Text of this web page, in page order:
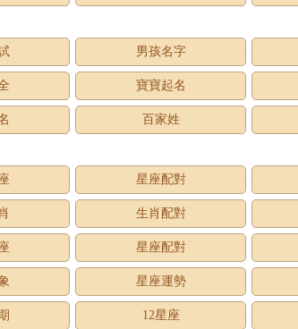
男孩名字
寶寶起名
百家姓
星座配對
生肖配對
星座配對
星座運勢
12星座